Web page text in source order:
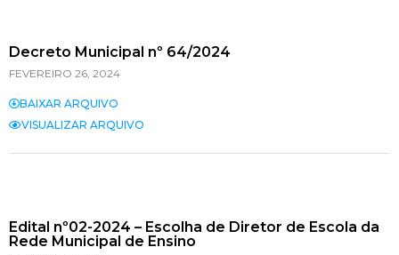
Decreto Municipal nº 64/2024
FEVEREIRO 26, 2024
BAIXAR ARQUIVO
VISUALIZAR ARQUIVO
Edital nº02-2024 – Escolha de Diretor de Escola da
Rede Municipal de Ensino